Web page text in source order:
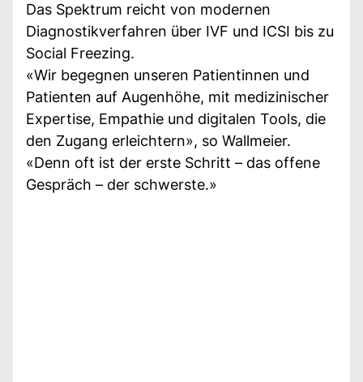
Das Spektrum reicht von modernen
Diagnostikverfahren über IVF und ICSI bis zu
Social Freezing.
«Wir begegnen unseren Patientinnen und
Patienten auf Augenhöhe, mit medizinischer
Expertise, Empathie und digitalen Tools, die
den Zugang erleichtern», so Wallmeier.
«Denn oft ist der erste Schritt – das offene
Gespräch – der schwerste.»